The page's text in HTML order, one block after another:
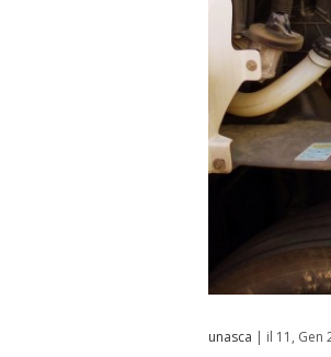
unasca | il 11, Gen